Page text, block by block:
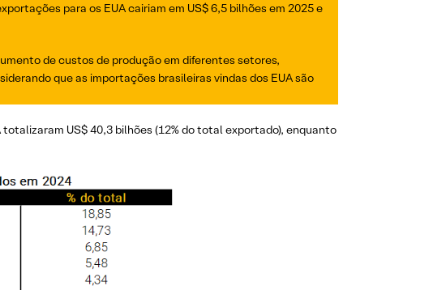
para os EUA cairiam em US$ 6,5 bilhões em 2025 e
de custos de produção em diferentes setores,
que as importações brasileiras vindas dos EUA são
US$ 40,3 bilhões (12% do total exportado), enquanto